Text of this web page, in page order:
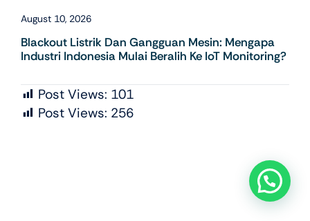
August 10, 2026
Blackout Listrik Dan Gangguan Mesin: Mengapa
Industri Indonesia Mulai Beralih Ke IoT Monitoring?
Post Views: 101
Post Views: 256